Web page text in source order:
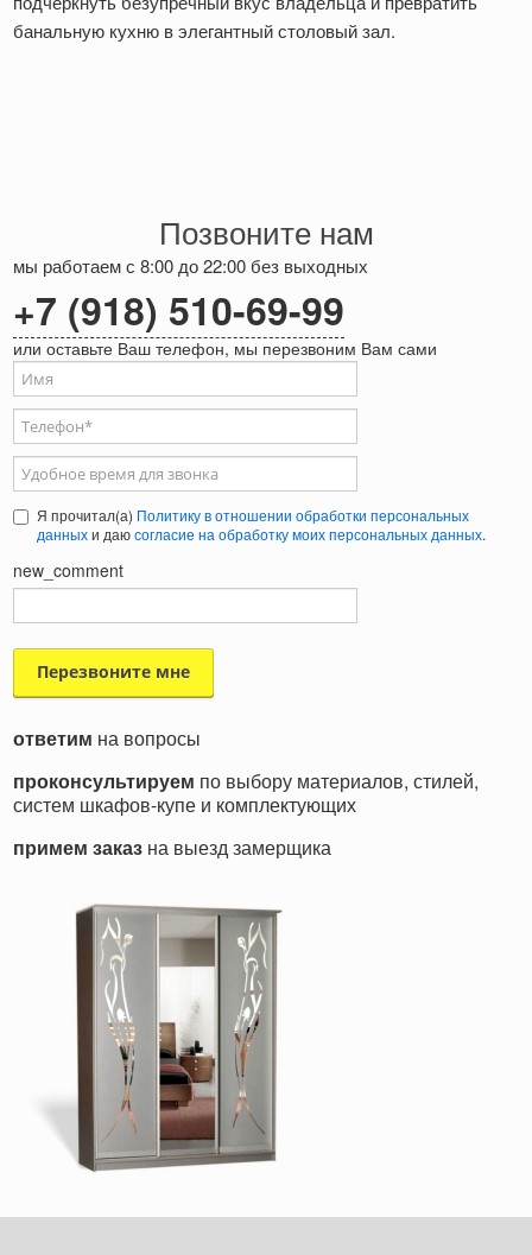
банальную кухню в элегантный столовый зал.
Позвоните нам
мы работаем с 8:00 до 22:00 без выходных
+7 (918) 510-69-99
или оставьте Ваш телефон, мы перезвоним Вам сами
Ваше имя
Телефон*
Удобное время для звонка
Я прочитал(а) Политику в отношении обработки персональных
данныхи даюсогласие на обработку моих персональных данных.
new_comment
ответим на вопросы
проконсультируем по выбору материалов, стилей,
систем шкафов-купе и комплектующих
примем заказ на выезд замерщика